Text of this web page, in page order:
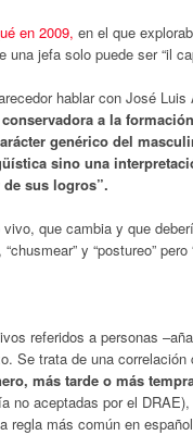
en 2009, en el que
jefa solo puede ser “il
hablar con José
a la
genérico del
sino una
sus logros”.
que cambia y que
y “postureo”
referidos a personas
Se trata de una
más tarde o más
no aceptadas por el
regla más común en